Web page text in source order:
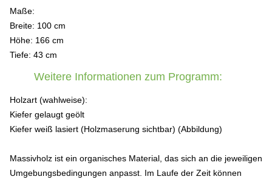
Maße:
Breite: 100 cm
Höhe: 166 cm
Tiefe: 43 cm
Weitere Informationen zum Programm:
Holzart (wahlweise):
Kiefer gelaugt geölt
Kiefer weiß lasiert (Holzmaserung sichtbar) (Abbildung)
Massivholz ist ein organisches Material, das sich an die jeweiligen
Umgebungsbedingungen anpasst. Im Laufe der Zeit können